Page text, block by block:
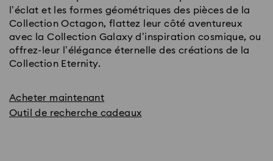
l’éclat et les formes géométriques des pièces de la
Collection Octagon, flattez leur côté aventureux
avec la Collection Galaxy d’inspiration cosmique, ou
offrez-leur l’élégance éternelle des créations de la
Collection Eternity.
Acheter maintenant
Outil de recherche cadeaux